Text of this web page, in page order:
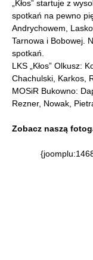
„Kłos” startuje z
spotkań na pewno
Andrychowem,
Tarnowa i Bobowej.
spotkań.
LKS „Kłos” Olkusz:
Chachulski, Karkos,
MOSiR Bukowno:
Rezner, Nowak,
Zobacz naszą